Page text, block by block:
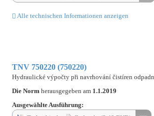
Alle technischen Informationen anzeigen
TNV 750220 (750220)
Hydraulické výpočty při navrhování čistíren
Die Norm herausgegeben am 1.1.2019
Ausgewählte Ausführung: